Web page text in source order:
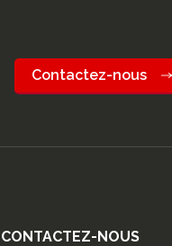
Contactez-nous
CONTACTEZ-NOUS